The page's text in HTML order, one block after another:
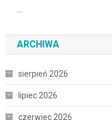
ARCHIWA
sierpień 2026
lipiec 2026
czerwiec 2026